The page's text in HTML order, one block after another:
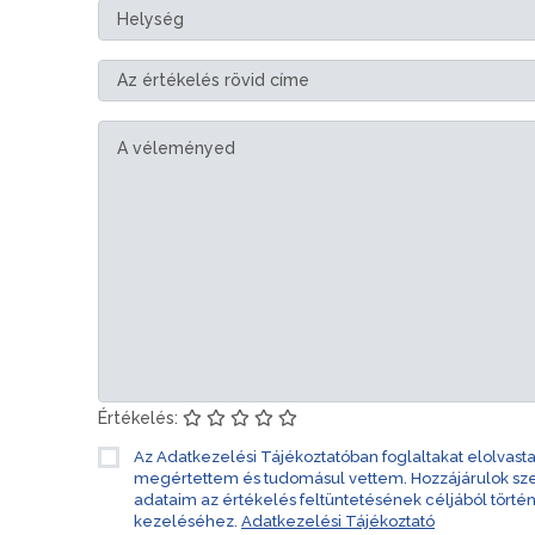
Értékelés:
Az Adatkezelési Tájékoztatóban foglaltakat
megértettem és tudomásul vettem. Hozzájárulok
adataim az értékelés feltüntetésének céljából
kezeléséhez. Adatkezelési Tájékoztató